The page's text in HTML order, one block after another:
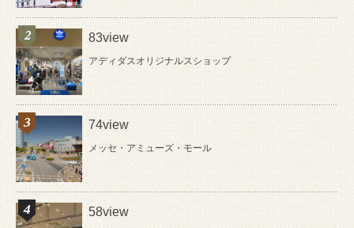
83view
アディダスオリジナルスショップ
74view
メッセ・アミューズ・モール
58view